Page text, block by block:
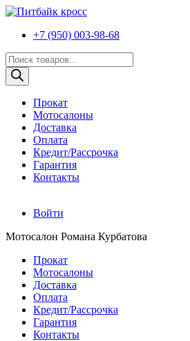
+7 (950) 003-98-68
Поиск
товаров
Прокат
Мотосалоны
Доставка
Оплата
Кредит/Рассрочка
Гарантия
Контакты
Войти
Мотосалон Романа Курбатова
Прокат
Мотосалоны
Доставка
Оплата
Кредит/Рассрочка
Гарантия
Контакты